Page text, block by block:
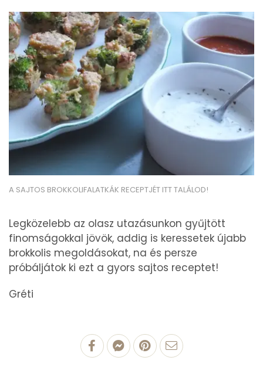
A SAJTOS BROKKOLIFALATKÁK RECEPTJÉT ITT TALÁLOD!
Legközelebb az olasz utazásunkon gyűjtött
finomságokkal jövök, addig is keressetek újabb
brokkolis megoldásokat, na és persze
próbáljátok ki ezt a gyors sajtos receptet!
Gréti